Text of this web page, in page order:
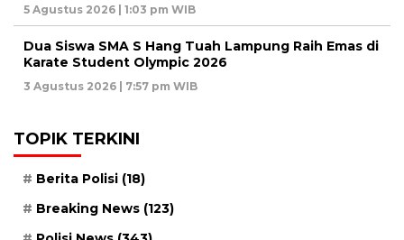
5 Agustus 2026 | 1:03 pm WIB
Dua Siswa SMA S Hang Tuah Lampung Raih Emas di
Karate Student Olympic 2026
3 Agustus 2026 | 7:57 pm WIB
TOPIK TERKINI
Berita Polisi (18)
Breaking News (123)